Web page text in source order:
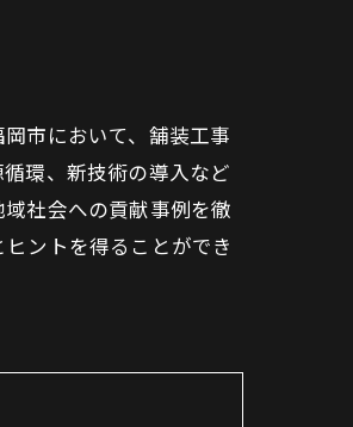
市において、舗装工事
環、新技術の導入など
社会への貢献事例を徹
ントを得ることができ